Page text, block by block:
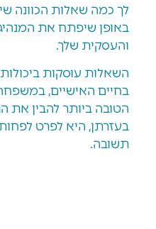
לך כמה שאלות הכוונה
באופן שיפתח את
והעסקית שלך.
השאלות עוסקות
בחיים האישיים,
הטובה ביותר להבין את
בעזרתן, היא לפרט
תשובה.